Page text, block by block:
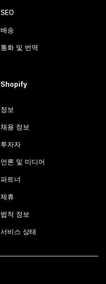
SEO
배송
통화 및 번역
Shopify
정보
채용 정보
투자자
언론 및 미디어
파트너
제휴
법적 정보
서비스 상태